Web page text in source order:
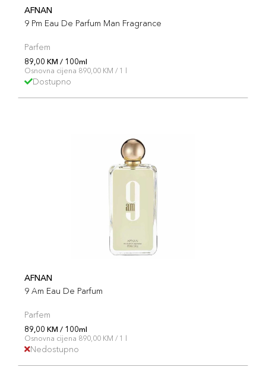
AFNAN
9 Pm Eau De Parfum Man Fragrance
Parfem
89,00 KM / 100ml
Osnovna cijena 890,00 KM / 1 l
Dostupno
AFNAN
9 Am Eau De Parfum
Parfem
89,00 KM / 100ml
Osnovna cijena 890,00 KM / 1 l
Nedostupno